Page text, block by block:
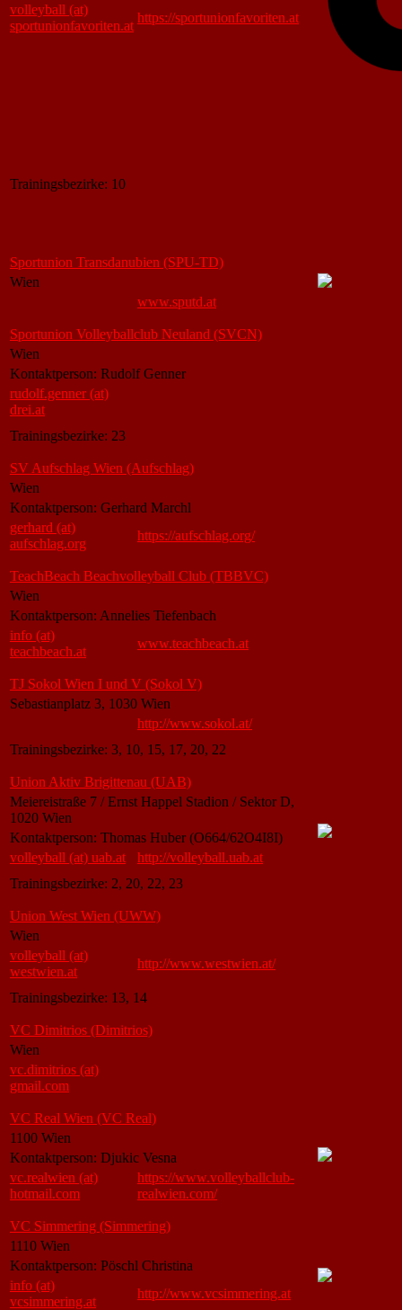
volleyball (at)
sportunionfavoriten.at
https://sportunionfavoriten.at
Trainingsbezirke: 10
Sportunion Transdanubien (SPU-TD)
Wien
www.sputd.at
Sportunion Volleyballclub Neuland (SVCN)
Wien
Kontaktperson: Rudolf Genner
rudolf.genner (at)
drei.at
Trainingsbezirke: 23
SV Aufschlag Wien (Aufschlag)
Wien
Kontaktperson: Gerhard Marchl
gerhard (at)
aufschlag.org
https://aufschlag.org/
TeachBeach Beachvolleyball Club (TBBVC)
Wien
Kontaktperson: Annelies Tiefenbach
info (at)
teachbeach.at
www.teachbeach.at
TJ Sokol Wien I und V (Sokol V)
Sebastianplatz 3, 1030 Wien
http://www.sokol.at/
Trainingsbezirke: 3, 10, 15, 17, 20, 22
Union Aktiv Brigittenau (UAB)
Meiereistraße 7 / Ernst Happel Stadion / Sektor D,
1020 Wien
Kontaktperson: Thomas Huber (O664/62O4I8I)
volleyball (at) uab.at
http://volleyball.uab.at
Trainingsbezirke: 2, 20, 22, 23
Union West Wien (UWW)
Wien
volleyball (at)
westwien.at
http://www.westwien.at/
Trainingsbezirke: 13, 14
VC Dimitrios (Dimitrios)
Wien
vc.dimitrios (at)
gmail.com
VC Real Wien (VC Real)
1100 Wien
Kontaktperson: Djukic Vesna
vc.realwien (at)
hotmail.com
https://www.volleyballclub-
realwien.com/
VC Simmering (Simmering)
1110 Wien
Kontaktperson: Pöschl Christina
info (at)
vcsimmering.at
http://www.vcsimmering.at